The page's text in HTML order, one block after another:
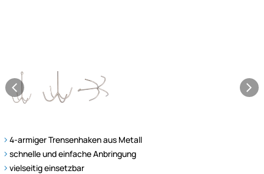
4-armiger Trensenhaken aus Metall
schnelle und einfache Anbringung
vielseitig einsetzbar